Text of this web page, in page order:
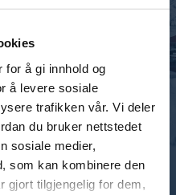
for å gi innhold og
å levere sosiale
trafikken vår. Vi deler
du bruker nettstedet
sosiale medier,
som kan kombinere den
gjort tilgjengelig for dem,